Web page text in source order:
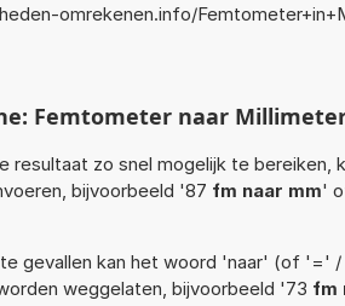
omrekenen.info/
Femtometer naar
resultaat zo snel mogelijk te bereiken,
bijvoorbeeld '87 fm naar mm'
gevallen kan het woord 'naar' (of '='
weggelaten, bijvoorbeeld '73 fm